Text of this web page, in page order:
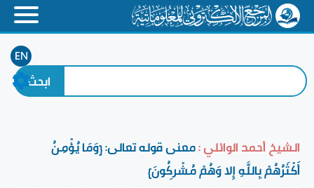
EN
الشيخ أحمد الوائلي :معنى قوله تعالى: {وَمَا يُؤْمِنُ
أَكْثَرُهُمْ بِاللَّهِ إِلا وَهُمْ مُشْرِكُونَ}